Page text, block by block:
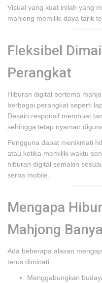
Visual yang kuat inilah yang
mahjong memiliki daya tarik
Fleksibel
Perangkat
Hiburan digital bertema
berbagai perangkat seperti
Desain responsif membuat
sehingga tetap nyaman
Pengguna dapat menikmati
atau ketika memiliki waktu
hiburan digital semakin
serba mobile.
Mengapa
Mahjong
Ada beberapa alasan
terus diminati:
Menggabungkan